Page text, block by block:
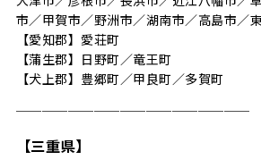
市／甲賀市／野洲市／湖南市／高島市／
【愛知郡】愛荘町
【蒲生郡】日野町／竜王町
【犬上郡】豊郷町／甲良町／多賀町
──────────────────
【三重県】